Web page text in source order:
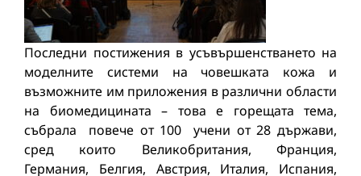
Последни постижения в усъвършенстването на
моделните системи на човешката кожа и
възможните им приложения в различни области
на биомедицината – това е горещата тема,
събрала повече от 100 учени от 28 държави,
сред които Великобритания, Франция,
Германия, Белгия, Австрия, Италия, Испания,